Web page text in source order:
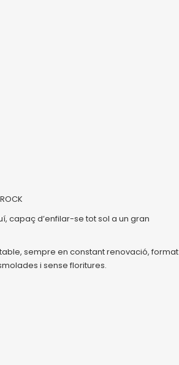
capaç d’enfilar-se tot sol a un gran
sempre en constant renovació, format
i sense floritures.